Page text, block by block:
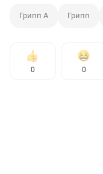
Грипп А Грипп
0 0